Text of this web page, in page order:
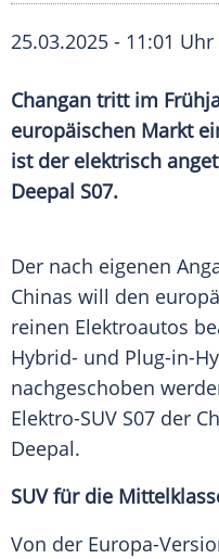
25.03.2025 - 11:01 Uhr
Changan tritt im
europäischen Markt
ist der elektrisch
Deepal S07.
Der nach eigenen
Chinas will den
reinen Elektroautos
Hybrid- und Plug-in-
nachgeschoben
Elektro-SUV S07 der
Deepal.
SUV für die
Von der Europa-